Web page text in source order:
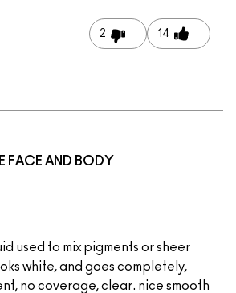
14
2
FACE AND BODY
used to mix pigments or sheer
white, and goes completely,
no coverage, clear. nice smooth